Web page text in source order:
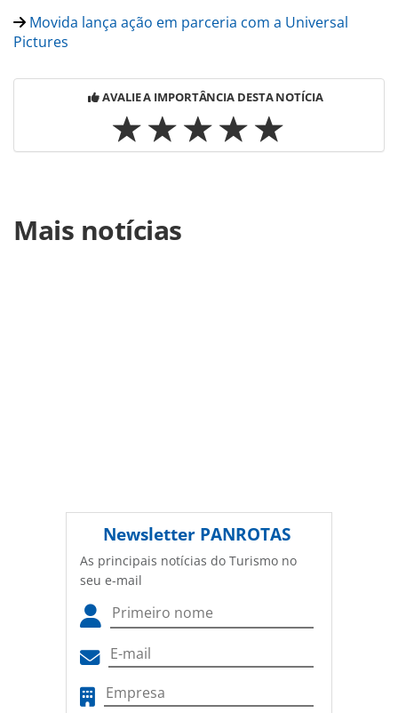
Movida lança ação em parceria com a Universal
Pictures
AVALIE A IMPORTÂNCIA DESTA NOTÍCIA
https://www.panrotas.com.br/mercado/transporte/2022/
e-wemobi-estao-entre-as-empresas-mais-inovadoras-do-
Mais notícias
Newsletter PANROTAS
As principais notícias do Turismo no
seu e-mail